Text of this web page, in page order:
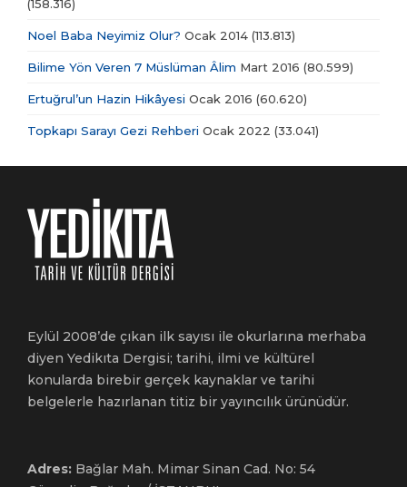
(158.316)
Noel Baba Neyimiz Olur? Ocak 2014 (113.813)
Bilime Yön Veren 7 Müslüman Âlim Mart 2016 (80.599)
Ertuğrul’un Hazin Hikâyesi Ocak 2016 (60.620)
Topkapı Sarayı Gezi Rehberi Ocak 2022 (33.041)
Eylül 2008’de çıkan ilk sayısı ile okurlarına merhaba
diyen Yedikıta Dergisi; tarihi, ilmi ve kültürel
konularda birebir gerçek kaynaklar ve tarihi
belgelerle hazırlanan titiz bir yayıncılık ürünüdür.
Adres: Bağlar Mah. Mimar Sinan Cad. No: 54